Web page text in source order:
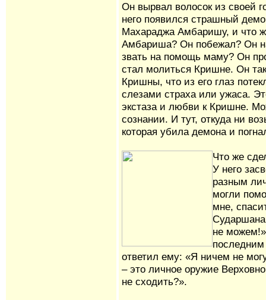
Он вырвал волосок из своей
него появился страшный
Махараджа Амбаришу, и что
Амбариша? Он побежал? Он
звать на помощь маму? Он
стал молиться Кришне. Он
Кришны, что из его глаз
слезами страха или ужаса.
экстаза и любви к Кришне.
сознании. И тут, откуда ни
которая убила демона и
Что же
У него
разным
могли
мне,
не
ответил ему: «Я ничем не
– это личное оружие
не сходить?».